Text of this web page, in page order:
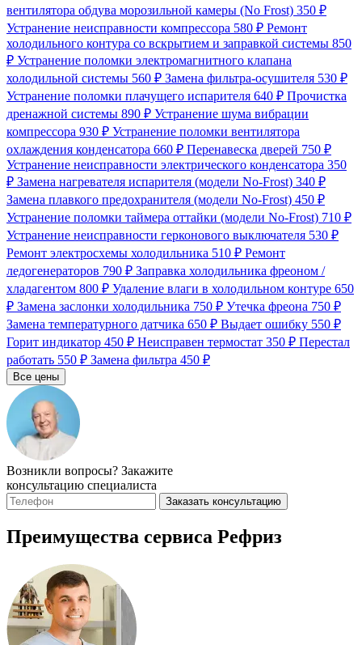
вентилятора обдува морозильной камеры (No Frost) 350 ₽
Устранение неисправности компрессора 580 ₽ Ремонт
холодильного контура со вскрытием и заправкой системы 850
₽ Устранение поломки электромагнитного клапана
холодильной системы 560 ₽ Замена фильтра-осушителя 530 ₽
Устранение поломки плачущего испарителя 640 ₽ Прочистка
дренажной системы 890 ₽ Устранение шума вибрации
компрессора 930 ₽ Устранение поломки вентилятора
охлаждения конденсатора 660 ₽ Перенавеска дверей 750 ₽
Устранение неисправности электрического конденсатора 350
₽ Замена нагревателя испарителя (модели No-Frost) 340 ₽
Замена плавкого предохранителя (модели No-Frost) 450 ₽
Устранение поломки таймера оттайки (модели No-Frost) 710 ₽
Устранение неисправности герконового выключателя 530 ₽
Ремонт электросхемы холодильника 510 ₽ Ремонт
ледогенераторов 790 ₽ Заправка холодильника фреоном /
хладагентом 800 ₽ Удаление влаги в холодильном контуре 650
₽ Замена заслонки холодильника 750 ₽ Утечка фреона 750 ₽
Замена температурного датчика 650 ₽ Выдает ошибку 550 ₽
Горит индикатор 450 ₽ Неисправен термостат 350 ₽ Перестал
работать 550 ₽ Замена фильтра 450 ₽
Все цены
Возникли вопросы? Закажите
консультацию специалиста
Заказать консультацию
Преимущества сервиса Рефриз